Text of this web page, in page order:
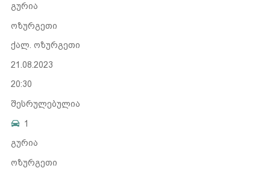
გურია
ოზურგეთი
ქალ. ოზურგეთი
21.08.2023
20:30
შესრულებულია
1
გურია
ოზურგეთი